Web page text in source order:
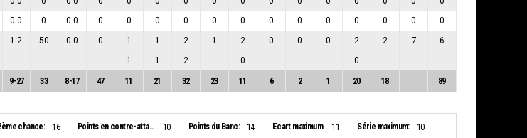
0-0 0 0-0 0 0 0 0 0 0 0 0 0 0 0 0 0
1-2 50 0-0 0 1 1 2 1 2 0 0 0 2 2 -7
6
1 1 2 0 0
9-27 33 8-17 47 11 21 32 23 11 6 2 1 20 18 89
chance: 16 Points en contre-attaque: 10 Points du Banc: 14 Ecart maximum: 11 Série maximum: 10